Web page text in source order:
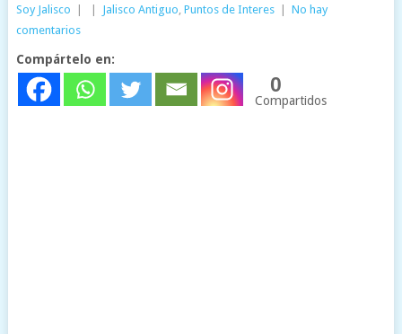
Soy Jalisco Jalisco Antiguo, Puntos de Interes
No hay
comentarios
Compártelo en:
0
Compartidos